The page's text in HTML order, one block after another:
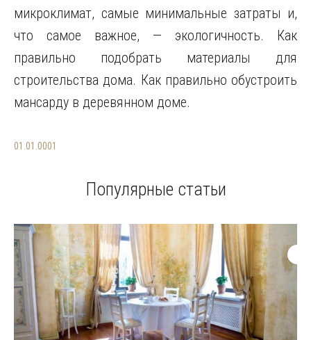
микроклимат, самые минимальные затраты и,
что самое важное, — экологичность. Как
правильно подобрать материалы для
строительства дома. Как правильно обустроить
мансарду в деревянном доме.
01.01.0001
Популярные статьи